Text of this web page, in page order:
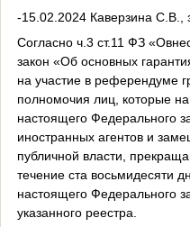
-15.02.2024 Каверзина С.В.,
Согласно ч.3 ст.11 ФЗ
закон «Об основных
на участие в референдуме
полномочия лиц, которые
настоящего Федерального
иностранных агентов и
публичной власти,
течение ста восьмидесяти
настоящего Федерального
указанного реестра.